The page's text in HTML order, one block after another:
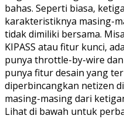
bahas. Seperti biasa,
karakteristiknya masing-
tidak dimiliki bersama.
KIPASS atau fitur kunci,
punya throttle-by-wire dan
punya fitur desain yang
diperbincangkan netizen
masing-masing dari
Lihat di bawah untuk